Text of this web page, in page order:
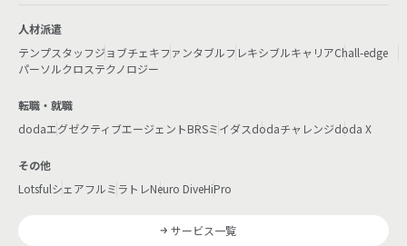
人材派遣
テンプスタッフジョブチェキファンタブルフレキシブルキャリアChall-edge
パーソルクロステクノロジー
転職・就職
dodaエグゼクティブエージェントBRSミイダスdodaチャレンジdoda X
その他
LotsfulシェアフルミラトレNeuro DiveHiPro
サービス一覧